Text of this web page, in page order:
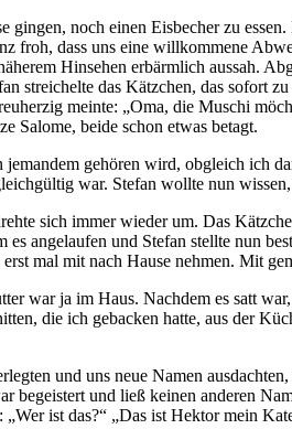
gingen, noch einen Eisbecher zu
froh, dass uns eine willkommene
Hinsehen erbärmlich aussah.
streichelte das Kätzchen, das sofort
meinte:
Oma, die Muschi
Salome, beide schon etwas betagt.
gehören wird, obgleich ich
war. Stefan wollte nun
sich immer wieder um. Das
angelaufen und Stefan stellte nun
mal mit nach Hause nehmen. Mit
war ja im Haus. Nachdem es satt
die ich gebacken hatte, aus der
und uns neue Namen
begeistert und ließ keinen anderen
Wer ist das? Das ist Hektor mein